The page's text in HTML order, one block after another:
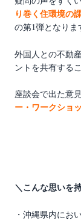
り巻く住環境の
の第1弾となりま
外国人との不動
ントを共有する
座談会で出た意
ー・ワークショ
＼こんな思いを
・ 沖縄県内にお